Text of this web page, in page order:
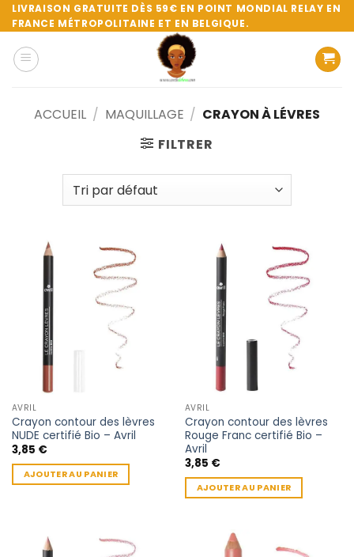
Passer
au
contenu
LIVRAISON GRATUITE DÈS 59€ EN POINT MONDIAL RELAY EN
FRANCE MÉTROPOLITAINE ET EN BELGIQUE.
ACCUEIL / MAQUILLAGE / CRAYON À LÉVRES
FILTRER
AVRIL
Crayon contour des lèvres
NUDE certifié Bio – Avril
3,85 €
AJOUTER AU PANIER
AVRIL
Crayon contour des lèvres
Rouge Franc certifié Bio –
Avril
3,85 €
AJOUTER AU PANIER